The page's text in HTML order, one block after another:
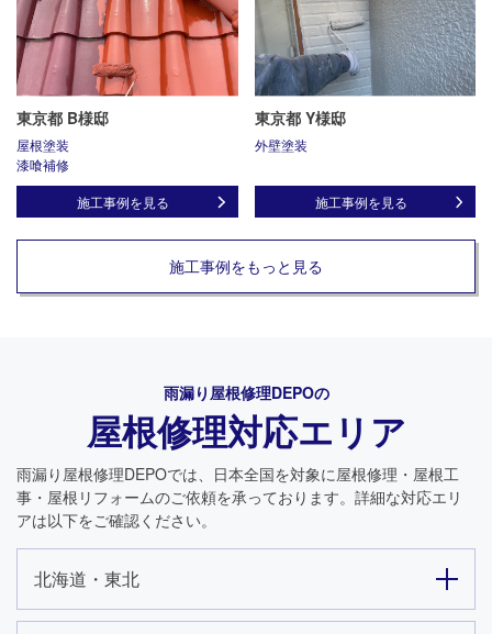
東京都 B様邸
屋根塗装
漆喰補修
施工事例を見る
東京都 Y様邸
外壁塗装
施工事例を見る
施工事例をもっと見る
雨漏り屋根修理DEPOの
屋根修理対応エリア
雨漏り屋根修理DEPOでは、日本全国を対象に屋根修理・屋根工
事・屋根リフォームのご依頼を承っております。詳細な対応エリ
アは以下をご確認ください。
北海道・東北